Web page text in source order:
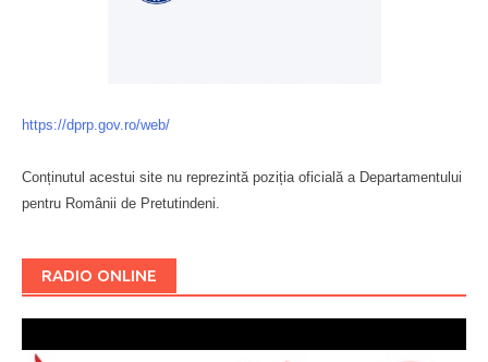
https://dprp.gov.ro/web/
Conținutul acestui site nu reprezintă poziția oficială a Departamentului
pentru Românii de Pretutindeni.
RADIO ONLINE